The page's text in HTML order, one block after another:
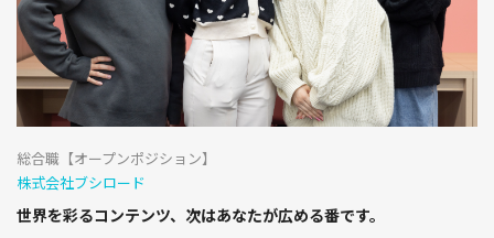
総合職【オープンポジション】
株式会社ブシロード
世界を彩るコンテンツ、次はあなたが広める番です。